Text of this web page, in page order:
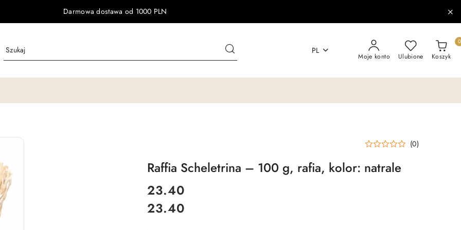
Darmowa dostawa od 1000 PLN
PL
Moje konto Ulubione Koszyk
0
(0)
Raffia Scheletrina – 100 g, rafia, kolor: natrale
cena:
23.40
Cena:
23.40